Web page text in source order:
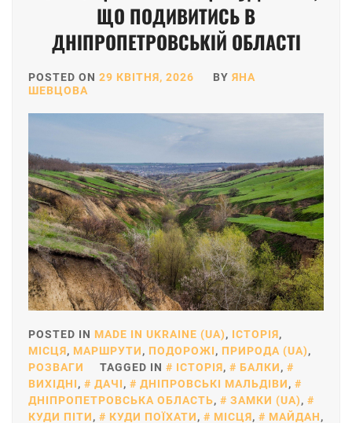
ЩО ПОДИВИТИСЬ В
ДНІПРОПЕТРОВСЬКІЙ ОБЛАСТІ
POSTED ON 29 КВІТНЯ, 2026 BY ЯНА
ШЕВЦОВА
POSTED IN MADE IN UKRAINE (UA), ІСТОРІЯ,
МІСЦЯ, МАРШРУТИ, ПОДОРОЖІ, ПРИРОДА (UA),
РОЗВАГИ
TAGGED IN ІСТОРІЯ, БАЛКИ,
ВИХІДНІ, ДАЧІ, ДНІПРОВСЬКІ МАЛЬДІВИ,
ДНІПРОПЕТРОВСЬКА ОБЛАСТЬ, ЗАМКИ (UA),
КУДИ ПІТИ, КУДИ ПОЇХАТИ, МІСЦЯ, МАЙДАН,